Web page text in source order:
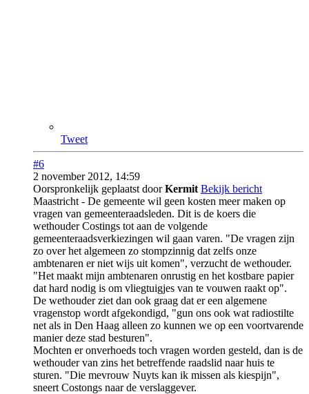
Tweet
#6
2 november 2012, 14:59
Oorspronkelijk geplaatst doorKermit Bekijk bericht
Maastricht - De gemeente wil geen kosten meer maken op
vragen van gemeenteraadsleden. Dit is de koers die
wethouder Costings tot aan de volgende
gemeenteraadsverkiezingen wil gaan varen. "De vragen zijn
zo over het algemeen zo stompzinnig dat zelfs onze
ambtenaren er niet wijs uit komen", verzucht de wethouder.
"Het maakt mijn ambtenaren onrustig en het kostbare papier
dat hard nodig is om vliegtuigjes van te vouwen raakt op".
De wethouder ziet dan ook graag dat er een algemene
vragenstop wordt afgekondigd, "gun ons ook wat radiostilte
net als in Den Haag alleen zo kunnen we op een voortvarende
manier deze stad besturen".
Mochten er onverhoeds toch vragen worden gesteld, dan is de
wethouder van zins het betreffende raadslid naar huis te
sturen. "Die mevrouw Nuyts kan ik missen als kiespijn",
sneert Costongs naar de verslaggever.